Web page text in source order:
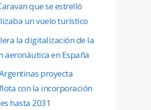
que se estrelló
un vuelo turístico
la digitalización de la
aeronáutica en España
proyecta
con la incorporación
hasta 2031